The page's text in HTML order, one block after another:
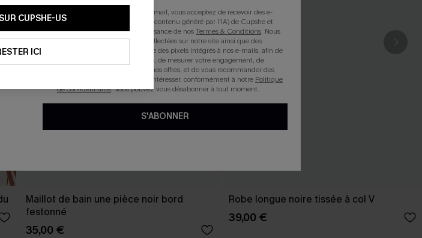
Maillot de bain une pièce noir bord
festonné
35,00 €
Robe longue noire tissée à col V
39,00 €
CUPSHE-US
ICI
En soumettant votre adresse e-mail, vous acceptez de recevoir des e-
mails marketing (y compris du contenu généré par l'IA) de Cupshe et
reconnaissez avoir pris connaissance de nosTermes & Conditions. Nous
pouvons utiliser les données collectées sur notre site ainsi que des
technologies de suivi, telles que des pixels intégrés à nos e-mails, afin de
savoir si ceux-ci ont été ouverts, de mesurer votre engagement, de
personnaliser nos contenus et nos offres, et de vous recommander des
produits susceptibles de vous intéresser, conformément à notre Politique
de confidentialité. Vous pouvez vous désabonner à tout moment.
S'ABONNER